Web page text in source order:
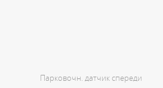
Парковочн. датчик спереди